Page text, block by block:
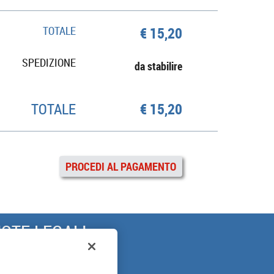
TOTALE € 15,20
SPEDIZIONE da stabilire
TOTALE € 15,20
PROCEDI AL PAGAMENTO
LEGALI